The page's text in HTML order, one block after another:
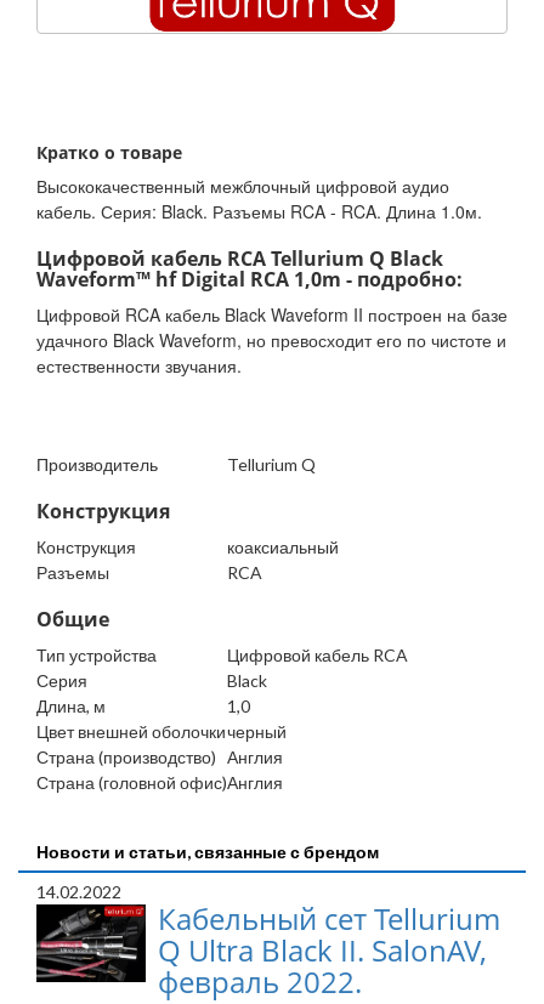
Кратко о товаре
Высококачественный межблочный цифровой аудио
кабель. Серия: Black. Разъемы RCA - RCA. Длина 1.0м.
Цифровой кабель RCA Tellurium Q Black
Waveform™ hf Digital RCA 1,0m - подробно:
Цифровой RCA кабель Black Waveform II построен на базе
удачного Black Waveform, но превосходит его по чистоте и
естественности звучания.
Производитель Tellurium Q
Конструкция
Конструкция
коаксиальный
Разъемы
RCA
Общие
Тип устройства
Цифровой кабель RCA
Серия
Black
Длина, м
1,0
Цвет внешней оболочкичерный
Страна (производство) Англия
Страна (головной офис)Англия
Новости и статьи, связанные с брендом
14.02.2022
Кабельный сет Tellurium
Q Ultra Black II. SalonAV,
февраль 2022.